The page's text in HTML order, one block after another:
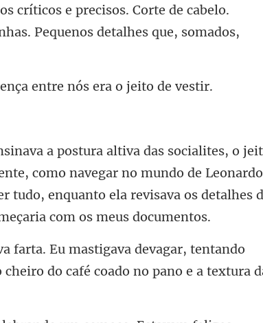
os. Corte de cabelo.
entre n
como navegar no mundo de Leonardo
tudo, e
r, tentando
cheiro do caf